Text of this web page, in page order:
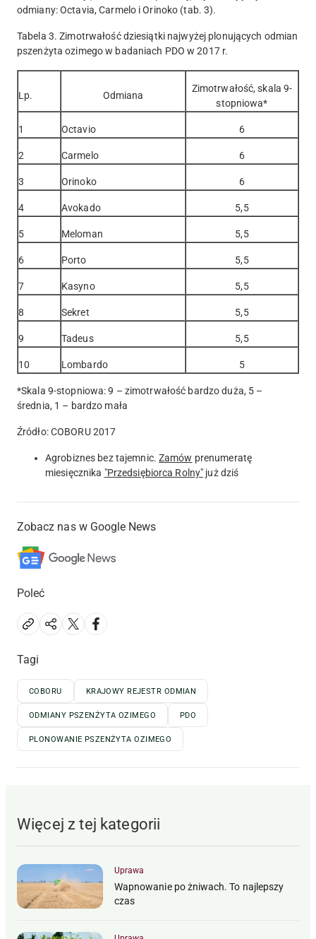
odmiany: Octavia, Carmelo i Orinoko (tab. 3).
Tabela 3. Zimotrwałość dziesiątki najwyżej plonujących odmian
pszenżyta ozimego w badaniach PDO w 2017 r.
Lp. Odmiana
Zimotrwałość, skala 9-
stopniowa*
1 Octavio 6
2 Carmelo 6
3 Orinoko 6
4 Avokado 5,5
5 Meloman 5,5
6 Porto 5,5
7 Kasyno 5,5
8 Sekret 5,5
9 Tadeus 5,5
10 Lombardo 5
*Skala 9-stopniowa: 9 – zimotrwałość bardzo duża, 5 –
średnia, 1 – bardzo mała
Źródło: COBORU 2017
Agrobiznes bez tajemnic. Zamów prenumeratę
miesięcznika "Przedsiębiorca Rolny" już dziś
Zobacz nas w Google News
Poleć
Tagi
COBORU KRAJOWY REJESTR ODMIAN
ODMIANY PSZENŻYTA OZIMEGO PDO
PLONOWANIE PSZENŻYTA OZIMEGO
Więcej z tej kategorii
Uprawa
Wapnowanie po żniwach. To najlepszy
czas